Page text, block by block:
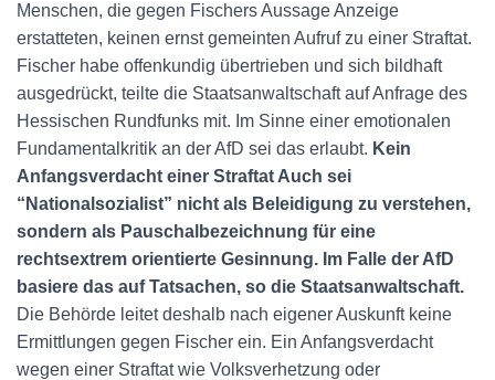
Menschen, die gegen Fischers Aussage Anzeige
erstatteten, keinen ernst gemeinten Aufruf zu einer Straftat.
Fischer habe offenkundig übertrieben und sich bildhaft
ausgedrückt, teilte die Staatsanwaltschaft auf Anfrage des
Hessischen Rundfunks mit. Im Sinne einer emotionalen
Fundamentalkritik an der AfD sei das erlaubt. Kein
Anfangsverdacht einer Straftat Auch sei
“Nationalsozialist” nicht als Beleidigung zu verstehen,
sondern als Pauschalbezeichnung für eine
rechtsextrem orientierte Gesinnung. Im Falle der AfD
basiere das auf Tatsachen, so die Staatsanwaltschaft.
Die Behörde leitet deshalb nach eigener Auskunft keine
Ermittlungen gegen Fischer ein. Ein Anfangsverdacht
wegen einer Straftat wie Volksverhetzung oder